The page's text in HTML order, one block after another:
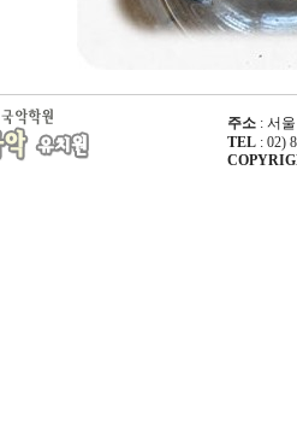
주소 : 서
TEL : 02)